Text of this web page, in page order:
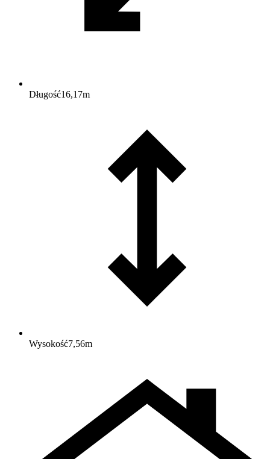
Długość16,17m
Wysokość7,56m